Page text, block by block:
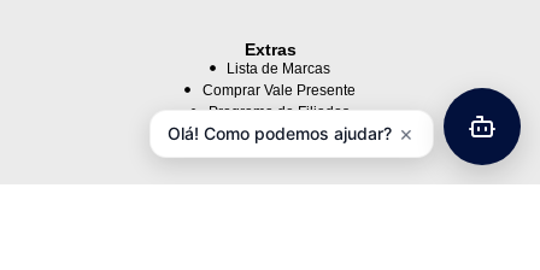
Extras
Lista de Marcas
Comprar Vale Presente
Programa de Filiados
Ofertas Especiais
Olá! Como podemos ajudar? ×